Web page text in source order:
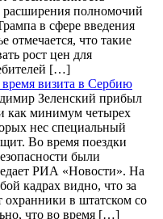
полномочий
в сфере введения
отмечается, что такие
рост цен для
[…]
визита в Сербию
Зеленский прибыл
как минимум четырех
нес специальный
Во время поездки
были
РИА «Новости». На
кадрах видно, что за
в штатском со
что во время […]